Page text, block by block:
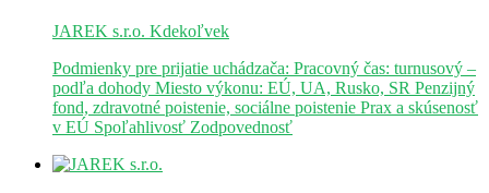
JAREK s.r.o. Kdekoľvek
Podmienky pre prijatie uchádzača: Pracovný čas: turnusový –
podľa dohody Miesto výkonu: EÚ, UA, Rusko, SR Penzijný
fond, zdravotné poistenie, sociálne poistenie Prax a skúsenosť
v EÚ Spoľahlivosť Zodpovednosť